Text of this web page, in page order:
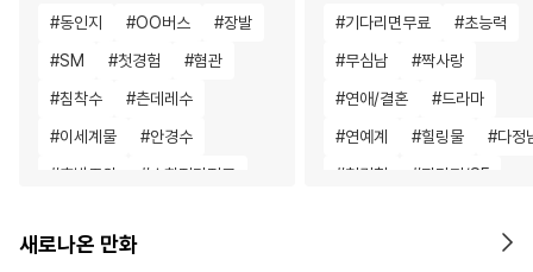
#동인지 #OO버스 #장발
#SM #첫경험 #혐관
#침착수 #츤데레수
#이세계물 #안경수
#후방주의 # 수한정다정공
#광공 #직진공
#기다리면무료 #초능력
#무심남 #짝사랑
#연애/결혼 #드라마
#연예계 #힐링물 #다정
#첫경험 #판타지/SF
나이차커플
새로나온 만화